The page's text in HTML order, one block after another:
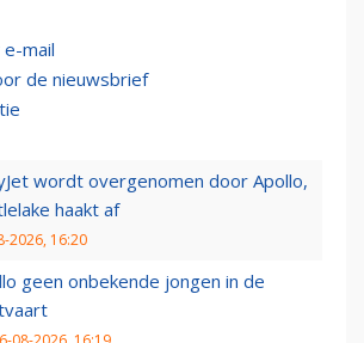
mail
de nieuwsbrief
wordt overgenomen door Apollo,
haakt af
2026, 16:20
geen onbekende jongen in de